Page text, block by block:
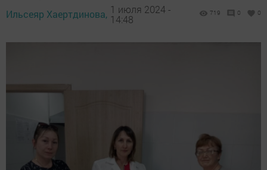
Ильсеяр Хаертдинова, 1 июля 2024 -
14:48
719 0 0